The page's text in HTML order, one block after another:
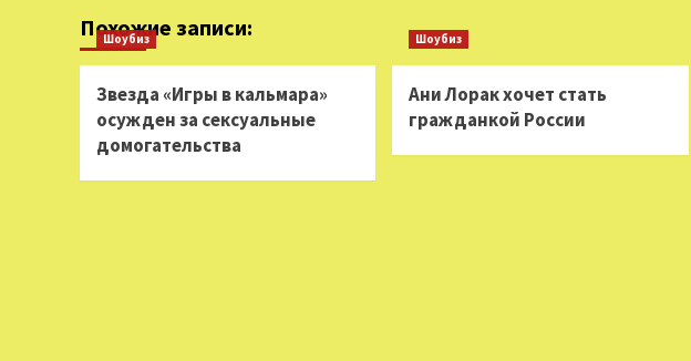
Похожие записи:
Шоубиз
Звезда «Игры в кальмара»
осужден за сексуальные
домогательства
Шоубиз
Ани Лорак хочет стать
гражданкой России